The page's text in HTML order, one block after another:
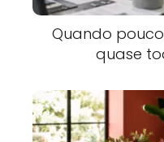
Quando
quase